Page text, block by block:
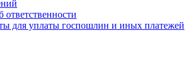
для уплаты госпошлин и иных платежей